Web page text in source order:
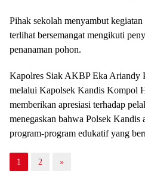
Pihak sekolah menyambut
terlihat bersemangat mengikuti
penanaman pohon.
Kapolres Siak AKBP Eka Ariandy
melalui Kapolsek Kandis Kompol
memberikan apresiasi terhadap
menegaskan bahwa Polsek Kandis
program-program edukatif yang
1 2 »